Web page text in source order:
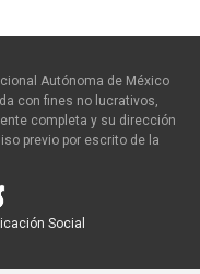
Autónoma de México
con fines no lucrativos,
completa y su dirección
previo por escrito de la
Social